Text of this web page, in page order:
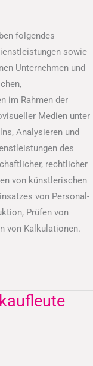
folgendes
sowie
Unternehmen und
im Rahmen der
Medien unter
Analysieren und
des
rechtlicher
von künstlerischen
von Personal-
Prüfen von
von Kalkulationen.